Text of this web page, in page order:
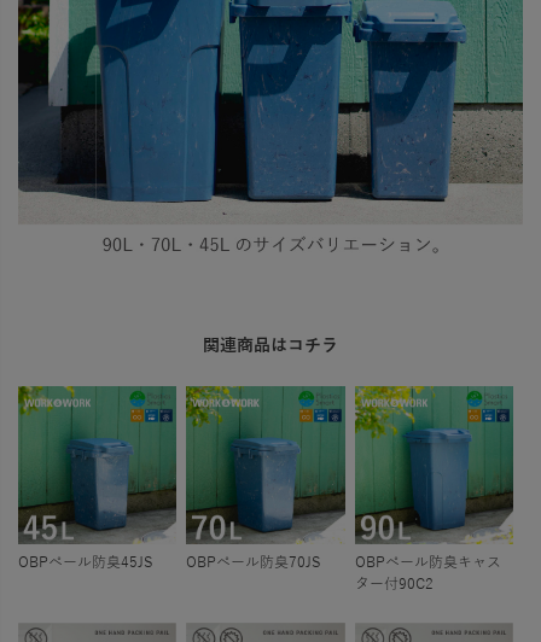
関連商品はコチラ
OBPペール防臭45JS OBPペール防臭70JS
OBPペール防臭キャス
ター付90C2